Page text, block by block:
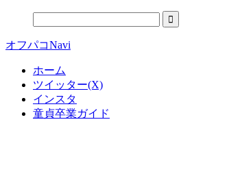
オフパコNavi
ホーム
ツイッター(X)
インスタ
童貞卒業ガイド